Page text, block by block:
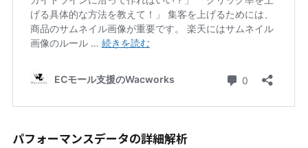
パフォーマンスデータの詳細解析